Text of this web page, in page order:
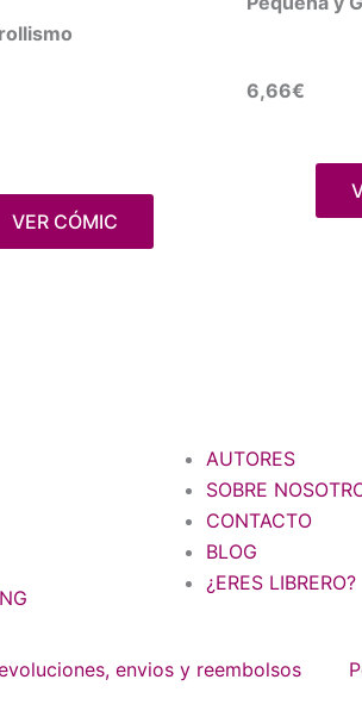
VER CÓMIC
6,66€
AUTORES
SOBRE
CONTACTO
BLOG
¿ERES LIBRERO?
envios y reembolsos